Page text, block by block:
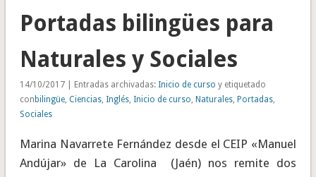
Portadas bilingües para
Naturales y Sociales
14/10/2017 | Entradas archivadas: Inicio de curso y etiquetado
conbilingüe, Ciencias, Inglés, Inicio de curso, Naturales, Portadas,
Sociales
Marina Navarrete Fernández desde el CEIP «Manuel
Andújar» de La Carolina (Jaén) nos remite dos